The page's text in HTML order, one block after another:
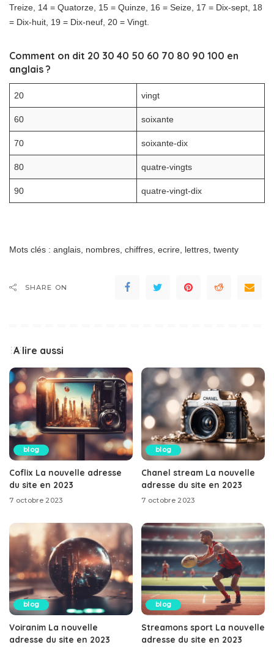
Treize, 14 = Quatorze, 15 = Quinze, 16 = Seize, 17 = Dix-sept, 18
= Dix-huit, 19 = Dix-neuf, 20 = Vingt.
Comment on dit 20 30 40 50 60 70 80 90 100 en
anglais ?
20 vingt
60 soixante
70 soixante-dix
80 quatre-vingts
90 quatre-vingt-dix
Mots clés : anglais, nombres, chiffres, ecrire, lettres, twenty
SHARE ON
A lire aussi
blog
Coflix La nouvelle adresse
du site en 2023
7 octobre 2023
blog
Chanel stream La nouvelle
adresse du site en 2023
7 octobre 2023
blog
Voiranim La nouvelle
adresse du site en 2023
blog
Streamons sport La nouvelle
adresse du site en 2023